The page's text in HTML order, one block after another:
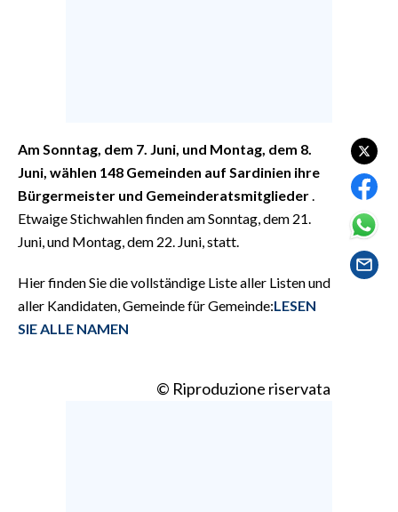
#CARAUNIONE
INSULARITÀ
FOTO
VIDEO
INFO AZIENDE
Am Sonntag, dem 7. Juni, und Montag, dem 8.
Juni, wählen 148 Gemeinden auf Sardinien ihre
Bürgermeister und Gemeinderatsmitglieder
Etwaige Stichwahlen finden am Sonntag, dem 21.
Juni, und Montag, dem 22. Juni, statt.
Hier finden Sie die vollständige Liste aller Listen und
aller Kandidaten, Gemeinde für Gemeinde:LESEN
SIE ALLE NAMEN
© Riproduzione riservata